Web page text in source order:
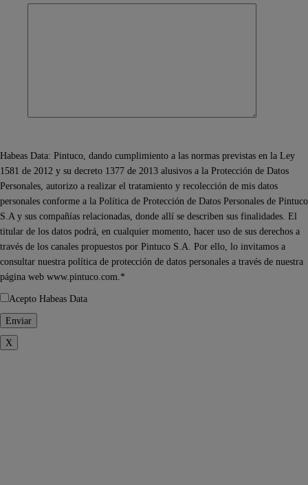
Habeas Data: Pintuco, dando cumplimiento a las normas previstas en la Ley
1581 de 2012 y su decreto 1377 de 2013 alusivos a la Protección de Datos
Personales, autorizo a realizar el tratamiento y recolección de mis datos
personales conforme a la Política de Protección de Datos Personales de Pintuco
S.A y sus compañías relacionadas, donde allí se describen sus finalidades. El
titular de los datos podrá, en cualquier momento, hacer uso de sus derechos a
través de los canales propuestos por Pintuco S.A. Por ello, lo invitamos a
consultar nuestra política de protección de datos personales a través de nuestra
página web www.pintuco.com.*
Acepto Habeas Data
X